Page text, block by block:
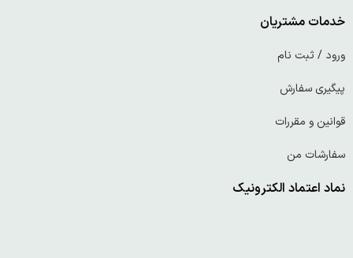
خدمات مشتریان
ورود / ثبت نام
پیگیری سفارش
قوانین و مقررات
سفارشات من
نماد اعتماد الکترونیک